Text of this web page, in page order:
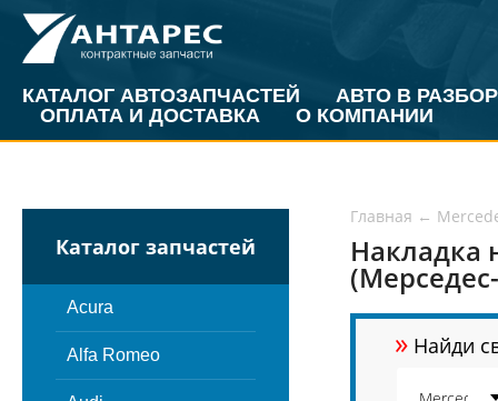
КАТАЛОГ АВТОЗАПЧАСТЕЙ
АВТО В РАЗБОР
ОПЛАТА И ДОСТАВКА
О КОМПАНИИ
Каталог запчастей
Acura
Alfa Romeo
Главная ←
Накладка
» Найди